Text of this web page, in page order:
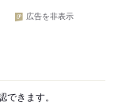
広告を非表示
できます。